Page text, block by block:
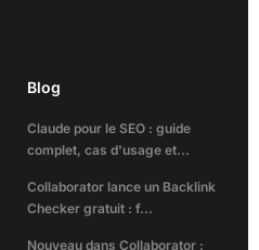
Blog
Claude pour le SEO : guide
complet, cas d'usage et...
Collaborator lance un Backlink
Checker gratuit : f...
Nouveau dans Collaborator :